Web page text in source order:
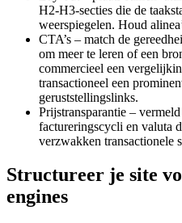
H2-H3-secties die de
weerspiegelen. Houd
CTA’s – match de
om meer te leren of een
commercieel een
transactioneel een
geruststellingslinks.
Prijstransparantie –
factureringscycli en valuta
verzwakken transactionele
Structureer je site
engines